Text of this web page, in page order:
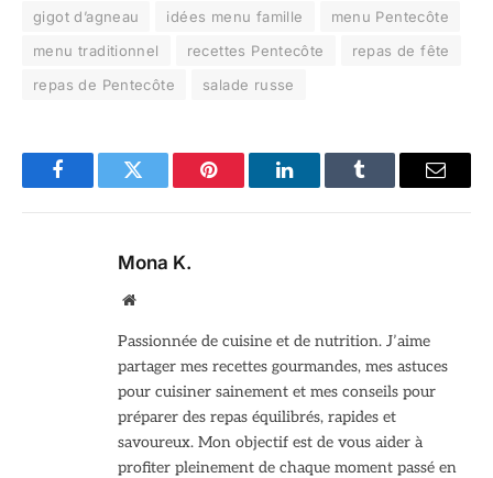
gigot d’agneau
idées menu famille
menu Pentecôte
menu traditionnel
recettes Pentecôte
repas de fête
repas de Pentecôte
salade russe
FacebookTwitter Pinterest LinkedInTumblr Email
Mona K.
Site
Passionnée de cuisine et de nutrition. J’aime
partager mes recettes gourmandes, mes astuces
pour cuisiner sainement et mes conseils pour
préparer des repas équilibrés, rapides et
savoureux. Mon objectif est de vous aider à
profiter pleinement de chaque moment passé en